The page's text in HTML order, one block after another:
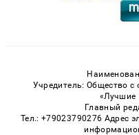
Учредитель: Общество с
«Лучшие
Главный
Тел.: +79023790276 Адрес